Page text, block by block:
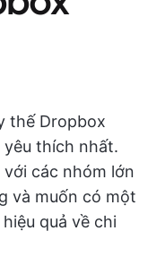
thế Dropbox
yêu thích nhất.
các nhóm lớn
và muốn có một
quả về chi